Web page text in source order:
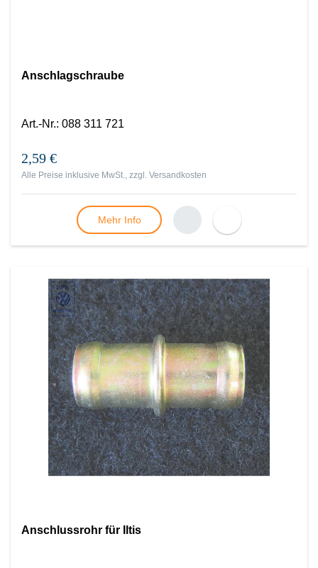
Anschlagschraube
Art.-Nr.: 088 311 721
2,59 €
Alle Preise inklusive MwSt., zzgl. Versandkosten
Mehr Info
Anschlussrohr für Iltis